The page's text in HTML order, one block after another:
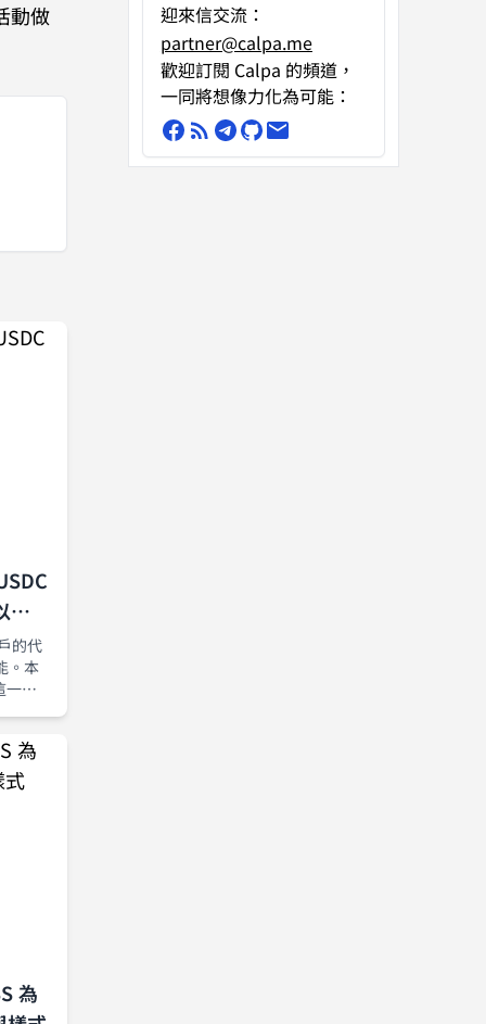
動做
的代
。本
一現
作為
為
迎來信交流：
partner@calpa.me
歡迎訂閱 Calpa 的頻道，
一同將想像力化為可能：